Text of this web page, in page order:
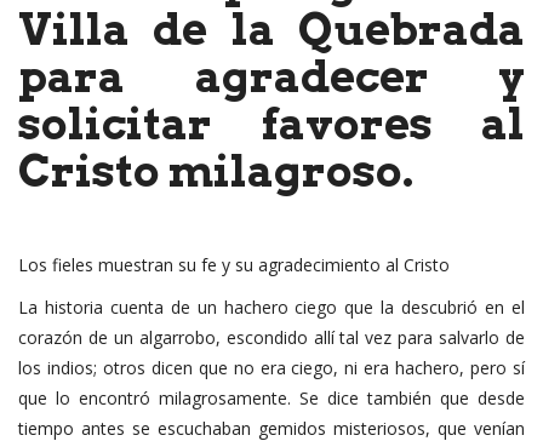
Villa de la Quebrada
para agradecer y
solicitar favores al
Cristo milagroso.
Los fieles muestran su fe y su agradecimiento al Cristo
La historia cuenta de un hachero ciego que la descubrió en el
corazón de un algarrobo, escondido allí tal vez para salvarlo de
los indios; otros dicen que no era ciego, ni era hachero, pero sí
que lo encontró milagrosamente. Se dice también que desde
tiempo antes se escuchaban gemidos misteriosos, que venían